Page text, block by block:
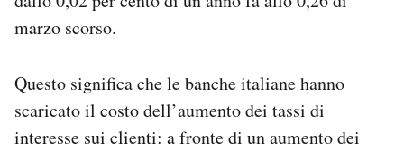
marzo scorso.
Questo significa che le banche italiane hanno
scaricato il costo dell’aumento dei tassi di
interesse sui clienti: a fronte di un aumento dei